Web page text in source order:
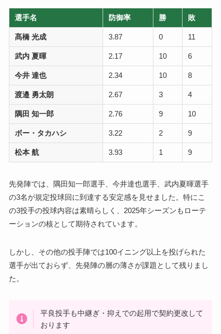
選手名 防御率 勝 敗
髙橋 光成 3.87 0 11
武内 夏暉 2.17 10 6
今井 達也 2.34 10 8
渡邉 勇太朗 2.67 3 4
隅田 知一郎 2.76 9 10
ボー・タカハシ 3.22 2 9
松本 航 3.93 1 9
先発陣では、隅田知一郎選手、今井達也選手、武内夏暉選手
の3名が規定投球回に到達する安定感を見せました。特にこ
の3投手の投球内容は素晴らしく、2025年シーズンもローテ
ーションの核として期待されています。
しかし、その他の投手陣では100イニング以上を投げられた
選手が出ておらず、先発陣の層の薄さが課題として残りまし
た。
平良投手も中継ぎ・抑えでの起用で契約更改して
おります